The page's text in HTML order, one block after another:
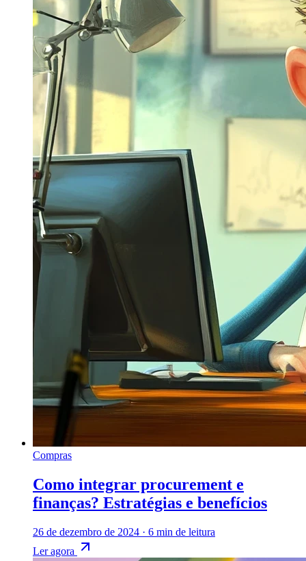
Compras
Como integrar procurement e
finanças? Estratégias e benefícios
26 de dezembro de 2024 · 6 min de leitura
Ler agora